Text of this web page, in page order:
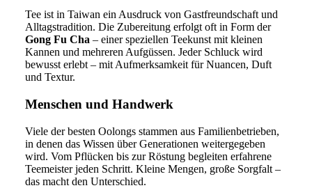
Tee ist in Taiwan ein Ausdruck von Gastfreundschaft und
Alltagstradition. Die Zubereitung erfolgt oft in Form der
Gong Fu Cha – einer speziellen Teekunst mit kleinen
Kannen und mehreren Aufgüssen. Jeder Schluck wird
bewusst erlebt – mit Aufmerksamkeit für Nuancen, Duft
und Textur.
Menschen und Handwerk
Viele der besten Oolongs stammen aus Familienbetrieben,
in denen das Wissen über Generationen weitergegeben
wird. Vom Pflücken bis zur Röstung begleiten erfahrene
Teemeister jeden Schritt. Kleine Mengen, große Sorgfalt –
das macht den Unterschied.